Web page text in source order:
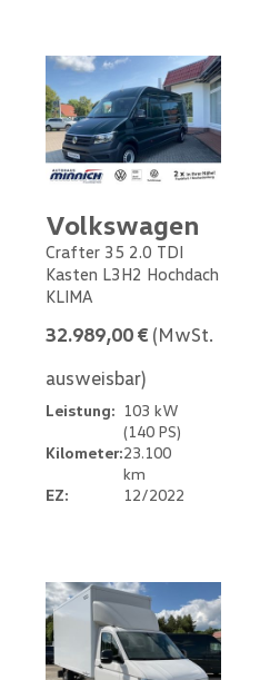
Volkswagen
Crafter 35 2.0 TDI
Kasten L3H2 Hochdach
KLIMA
32.989,00 € (MwSt.
ausweisbar)
Leistung: 103 kW
(140 PS)
Kilometer:23.100
km
EZ:
12/2022